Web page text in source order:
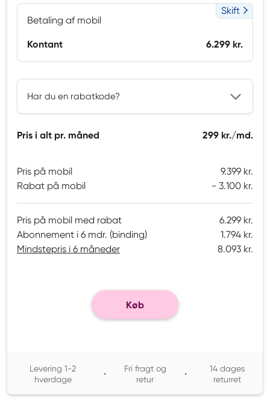
Betaling af mobil
Skift
Kontant 6.299 kr.
Har du en rabatkode?
Pris i alt pr. måned 299 kr./md.
Pris på mobil
9.399 kr.
Rabat på mobil
3.100 kr.
Pris på mobil med rabat
6.299 kr.
Abonnement i 6 mdr. (binding)
1.794 kr.
Mindstepris i 6 måneder
8.093 kr.
Køb
Levering 1-2
hverdage
•
Fri fragt og
retur
•
14 dages
returret